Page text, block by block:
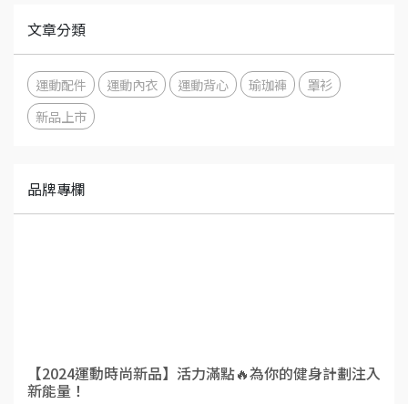
文章分類
運動配件 運動內衣 運動背心 瑜珈褲
罩衫
新品上市
品牌專欄
【2024運動時尚新品】活力滿點🔥為你的健身計劃注入
新能量！